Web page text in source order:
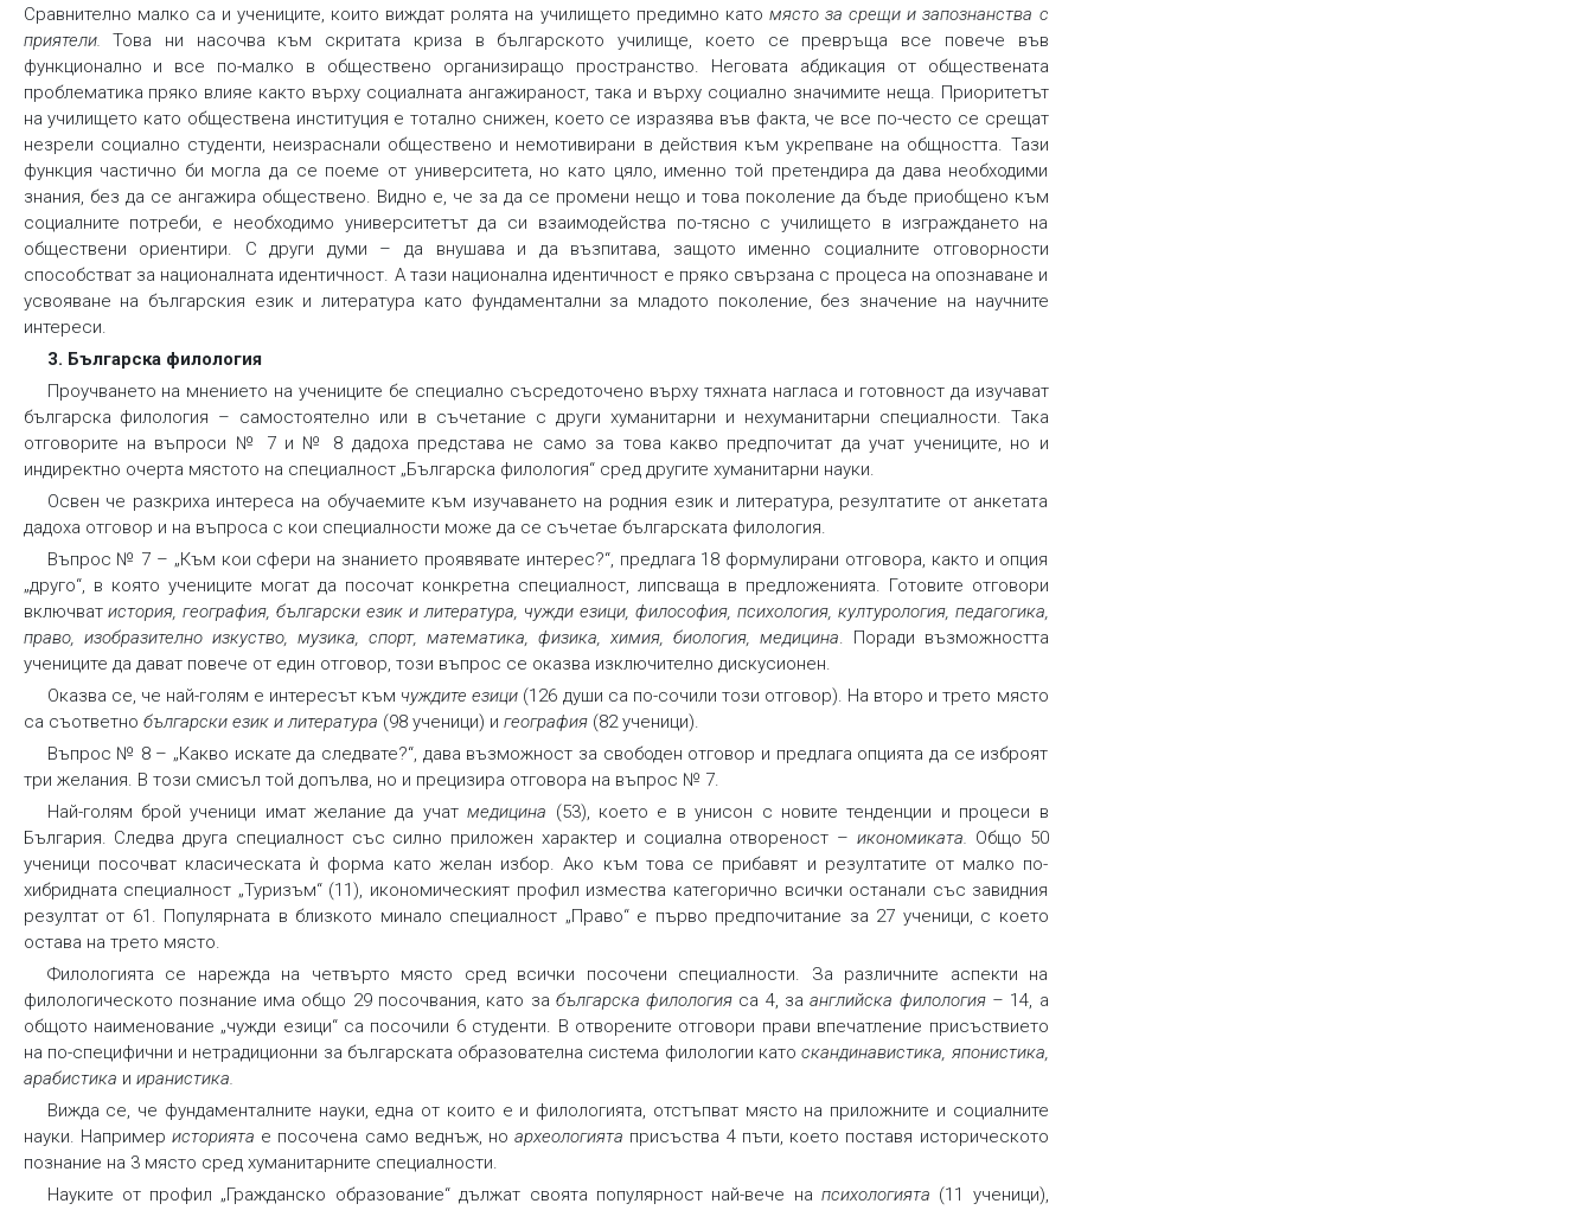
Сравнително малко са и учениците, които виждат ролята на училището предимно като място за срещи и запознанства с
приятели.Това ни насочва към скритата криза в българското училище, което се превръща все повече във
функционално и все по-малко в обществено организиращо пространство. Неговата абдикация от обществената
проблематика пряко влияе както върху социалната ангажираност, така и върху социално значимите неща. Приоритетът
на училището като обществена институция е тотално снижен, което се изразява във факта, че все по-често се срещат
незрели социално студенти, неизраснали обществено и немотивирани в действия към укрепване на общността. Тази
функция частично би могла да се поеме от университета, но като цяло, именно той претендира да дава необходими
знания, без да се ангажира обществено. Видно е, че за да се промени нещо и това поколение да бъде приобщено към
социалните потреби, е необходимо университетът да си взаимодейства по-тясно с училището в изграждането на
обществени ориентири. С други думи – да внушава и да възпитава, защото именно социалните отговорности
способстват за националната идентичност. А тази национална идентичност е пряко свързана с процеса на опознаване и
усвояване на българския език и литература като фундаментални за младото поколение, без значение на научните
интереси.
3. Българска филология
Проучването на мнението на учениците бе специално съсредоточено върху тяхната нагласа и готовност да изучават
българска филология – самостоятелно или в съчетание с други хуманитарни и нехуманитарни специалности. Така
отговорите на въпроси № 7 и № 8 дадоха представа не само за това какво предпочитат да учат учениците, но и
индиректно очерта мястото на специалност „Българска филология“ сред другите хуманитарни науки.
Освен че разкриха интереса на обучаемите към изучаването на родния език и литература, резултатите от анкетата
дадоха отговор и на въпроса с кои специалности може да се съчетае българската филология.
Въпрос № 7 – „Към кои сфери на знанието проявявате интерес?“, предлага 18 формулирани отговора, както и опция
„друго“, в която учениците могат да посочат конкретна специалност, липсваща в предложенията. Готовите отговори
включватистория, география, български език и литература, чужди езици, философия, психология, културология, педагогика,
право, изобразително изкуство, музика, спорт, математика, физика, химия, биология, медицина. Поради възможността
учениците да дават повече от един отговор, този въпрос се оказва изключително дискусионен.
Оказва се, че най-голям е интересът към чуждите езици (126 души са по-сочили този отговор). На второ и трето място
са съответно български език и литература (98 ученици) и география(82 ученици).
Въпрос № 8 – „Какво искате да следвате?“, дава възможност за свободен отговор и предлага опцията да се изброят
три желания. В този смисъл той допълва, но и прецизира отговора на въпрос № 7.
Най-голям брой ученици имат желание да учатмедицина (53), което е в унисон с новите тенденции и процеси в
България. Следва друга специалност със силно приложен характер и социална отвореност – икономиката. Общо 50
ученици посочват класическата ѝ форма като желан избор. Ако към това се прибавят и резултатите от малко по-
хибридната специалност „Туризъм“ (11), икономическият профил измества категорично всички останали със завидния
резултат от 61. Популярната в близкото минало специалност „Право“ е първо предпочитание за 27 ученици, с което
остава на трето място.
Филологията се нарежда на четвърто място сред всички посочени специалности. За различните аспекти на
филологическото познание има общо 29 посочвания, като за българска филология са 4, заанглийска филология– 14, а
общото наименование „чужди езици“ са посочили 6 студенти. В отворените отговори прави впечатление присъствието
на по-специфични и нетрадиционни за българската образователна система филологии катоскандинавистика, японистика,
арабистика и иранистика.
Вижда се, че фундаменталните науки, една от които е и филологията, отстъпват място на приложните и социалните
науки. Например историята е посочена само веднъж, ноархеологията присъства 4 пъти, което поставя историческото
познание на 3 място сред хуманитарните специалности.
Науките от профил „Гражданско образование“ дължат своята популярност най-вече на психологията (11 ученици),